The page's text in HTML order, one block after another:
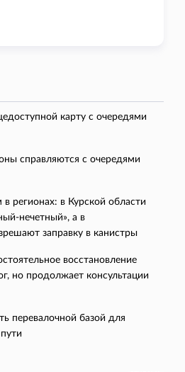
карту с очередями
справляются с очередями
регионах: в Курской области
нечетный», а в
заправку в канистры
восстановление
но продолжает консультации
перевалочной базой для